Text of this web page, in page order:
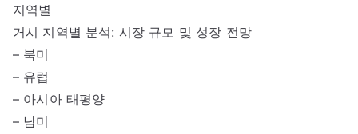
지역별
거시 지역별 분석: 시장 규모 및 성장 전망
– 북미
– 유럽
– 아시아 태평양
– 남미